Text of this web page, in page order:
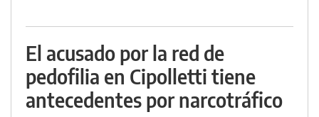
El acusado por la red de
pedofilia en Cipolletti tiene
antecedentes por narcotráfico